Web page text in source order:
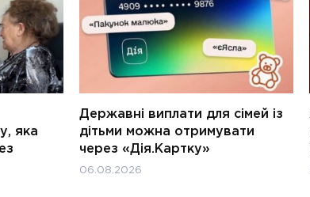
яка
Державні виплати для сімей із
дітьми можна отримувати
через «Дія.Картку»
06.08.2026